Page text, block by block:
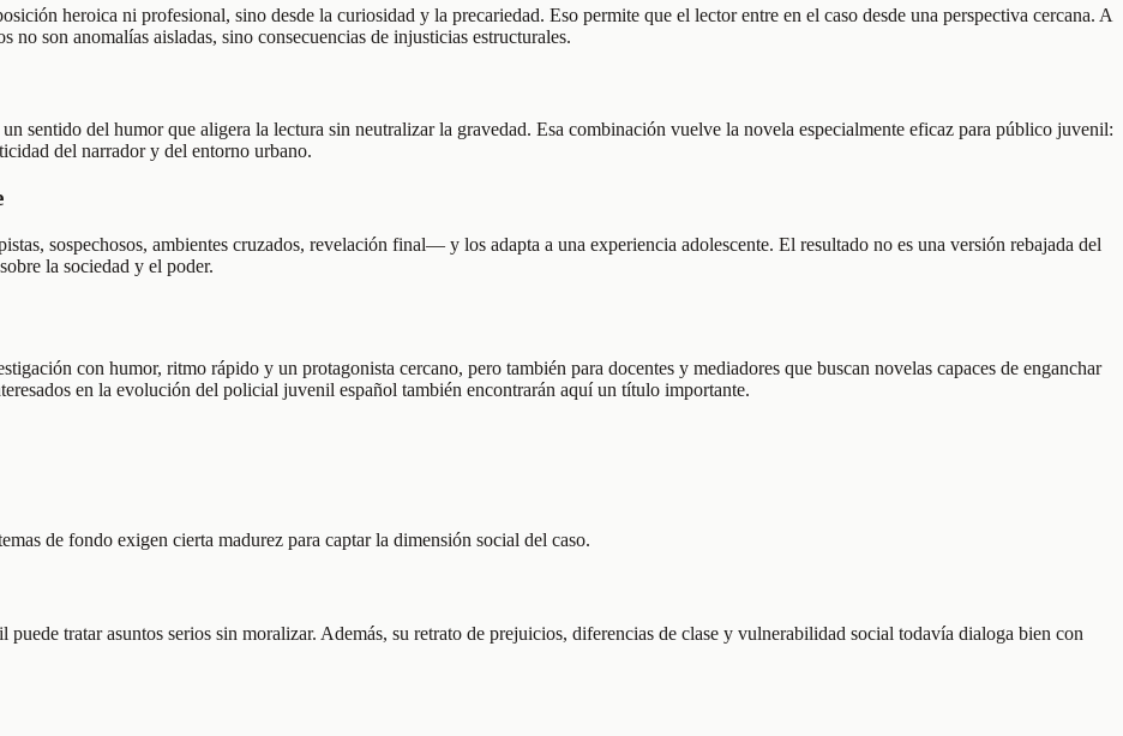
heroica ni profesional, sino desde la curiosidad y la precariedad. Eso permite que el lector entre en el caso desde una perspectiva cercana. A
son anomalías aisladas, sino consecuencias de injusticias estructurales.
sentido del humor que aligera la lectura sin neutralizar la gravedad. Esa combinación vuelve la novela especialmente eficaz para público juvenil:
del narrador y del entorno urbano.
sospechosos, ambientes cruzados, revelación final— y los adapta a una experiencia adolescente. El resultado no es una versión rebajada del
la sociedad y el poder.
con humor, ritmo rápido y un protagonista cercano, pero también para docentes y mediadores que buscan novelas capaces de enganchar
en la evolución del policial juvenil español también encontrarán aquí un título importante.
de fondo exigen cierta madurez para captar la dimensión social del caso.
tratar asuntos serios sin moralizar. Además, su retrato de prejuicios, diferencias de clase y vulnerabilidad social todavía dialoga bien con